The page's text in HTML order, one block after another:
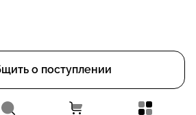
о поступлении